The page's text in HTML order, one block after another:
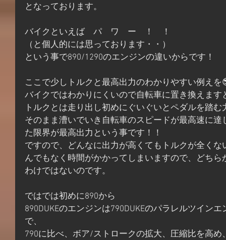
となっております。
バイクといえば　パ　ワ　ー　！　！
（と個人的には思っております・・）
という事で890/1290のエンジンの違いからです！
ここで少しトルクと最高出力のわかりやすい例えを
バイクではわかりにくいので自転車に置き換えます
トルクとは走り出し初めにぐいぐいとペダルを踏む
そのまま漕いでいき自転車のスピードが最高速に
た限界が最高出力という事です！！
ですので、どんなに出力が高くてもトルクが全く
んでもなく時間がかかってしまいますので、どち
わけではないのです。
ではでは初めに890から
890DUKEのエンジンは790DUKEのパラレルツイン
で、
790に比べ、ボア/ストロークの拡大、圧縮比を高